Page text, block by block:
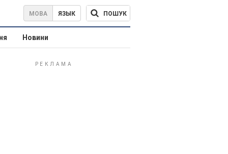
МОВА ЯЗЫК ПОШУК
Новини